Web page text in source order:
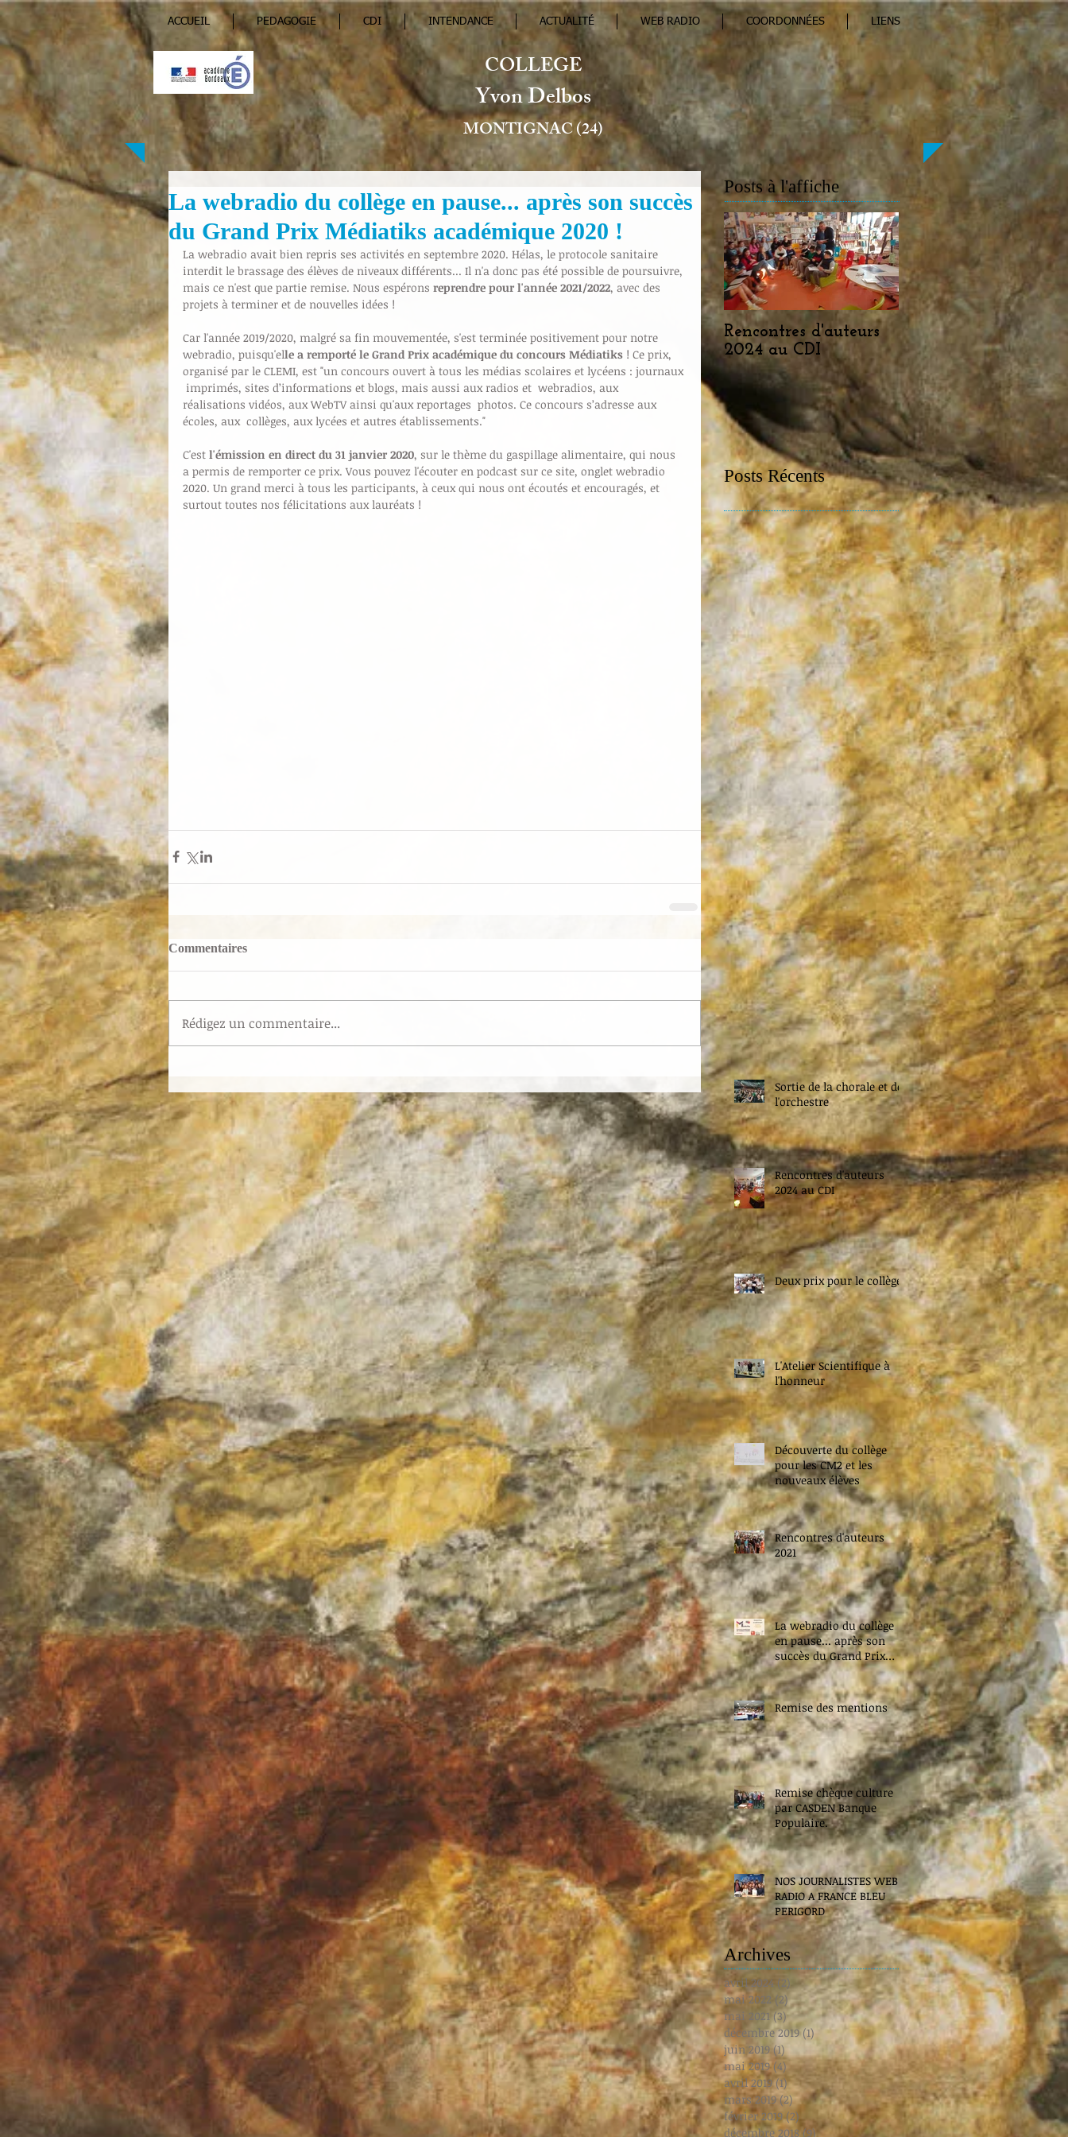
ACCUEIL PEDAGOGIE CDI INTENDANCE ACTUALITÉ WEB RADIO COORDONNÉES LIENS
La webradio du collège en pause... après son succès
du Grand Prix Médiatiks académique 2020 !
La webradio avait bien repris ses activités en septembre 2020. Hélas, le protocole sanitaire
interdit le brassage des élèves de niveaux différents... Il n'a donc pas été possible de poursuivre,
mais ce n'est que partie remise. Nous espérons reprendre pour l'année 2021/2022, avec des
projets à terminer et de nouvelles idées !
Car l'année 2019/2020, malgré sa fin mouvementée, s'est terminée positivement pour notre
webradio, puisqu'elle a remporté le Grand Prix académique du concours Médiatiks ! Ce prix,
organisé par le CLEMI, est "un concours ouvert à tous les médias scolaires et lycéens : journaux
imprimés, sites d’informations et blogs, mais aussi aux radios et  webradios, aux
réalisations vidéos, aux WebTV ainsi qu'aux reportages  photos. Ce concours s’adresse aux
écoles, aux  collèges, aux lycées et autres établissements."
C'est l'émission en direct du 31 janvier 2020, sur le thème du gaspillage alimentaire, qui nous
a permis de remporter ce prix. Vous pouvez l'écouter en podcast sur ce site, onglet webradio
2020. Un grand merci à tous les participants, à ceux qui nous ont écoutés et encouragés, et
surtout toutes nos félicitations aux lauréats !
Commentaires
Rédigez un commentaire...
Posts à l'affiche
Rencontres d'auteurs
2024 au CDI
Posts Récents
Sortie de la chorale et de
l'orchestre
Rencontres d'auteurs
2024 au CDI
Deux prix pour le collège
L'Atelier Scientifique à
l'honneur
Découverte du collège
pour les CM2 et les
nouveaux élèves
Rencontres d'auteurs
2021
La webradio du collège
en pause... après son
succès du Grand Prix
Médiatiks académique
2020 !
Remise des mentions
Remise chèque culture
par CASDEN Banque
Populaire.
NOS JOURNALISTES WEB
RADIO A FRANCE BLEU
PERIGORD
Archives
avril 2024 (2) 2 posts
mai 2022 (2)2 posts
mai 2021 (3)3 posts
décembre 2019 (1) 1 post
juin 2019 (1)
mai 2019 (4) 4 posts
avril 2019 (1)1 post
mars 2019 (2)2 posts
février 2019 (2) 2 posts
décembre 2018 (9)9 posts
COLLEGE
Yvon Delbos
MONTIGNAC (24)